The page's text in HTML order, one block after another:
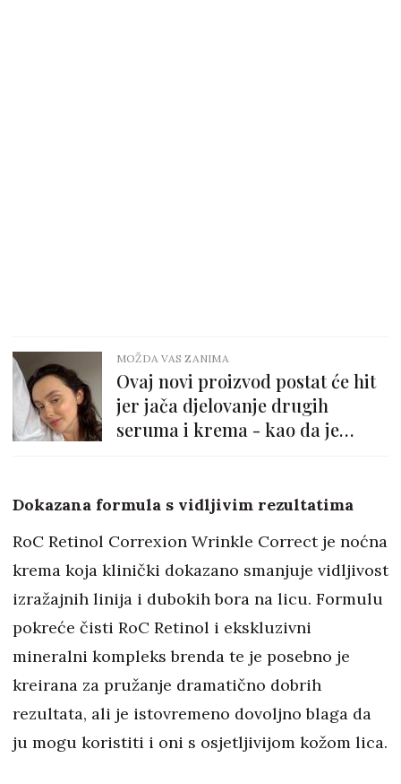
MOŽDA VAS ZANIMA
Ovaj novi proizvod postat će hit
jer jača djelovanje drugih
seruma i krema - kao da je
Dokazana formula s vidljivim rezultatima
RoC Retinol Correxion Wrinkle Correct je noćna
krema koja klinički dokazano smanjuje vidljivost
izražajnih linija i dubokih bora na licu. Formulu
pokreće čisti RoC Retinol i ekskluzivni
mineralni kompleks brenda te je posebno je
kreirana za pružanje dramatično dobrih
rezultata, ali je istovremeno dovoljno blaga da
ju mogu koristiti i oni s osjetljivijom kožom lica.